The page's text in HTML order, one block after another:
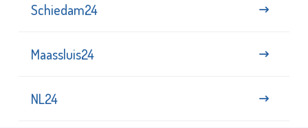
Schiedam24
Maassluis24
NL24